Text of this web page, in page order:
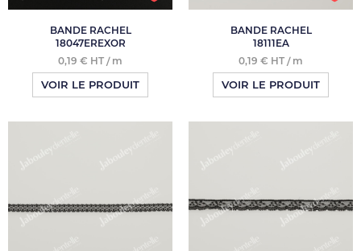
BANDE RACHEL
18047EREXOR
0,19 € HT / m
VOIR LE PRODUIT
BANDE RACHEL
18111EA
0,19 € HT / m
VOIR LE PRODUIT